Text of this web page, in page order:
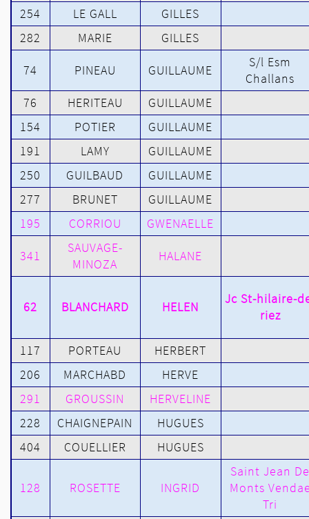
254
LE GALL
GILLES
282
MARIE GILLES
74 PINEAU GUILLAUME
S/l Esm
Challans
76
HERITEAU
GUILLAUME
154
POTIER
GUILLAUME
191
LAMY
GUILLAUME
250
GUILBAUD
GUILLAUME
277
BRUNET
GUILLAUME
195
CORRIOU GWENAELLE
341
SAUVAGE-
MINOZA
HALANE
62 BLANCHARD HELEN
Jc St-hilaire-
riez
117 PORTEAU
HERBERT
206
MARCHABD
HERVE
291
GROUSSIN
HERVELINE
228
CHAIGNEPAIN
HUGUES
404
COUELLIER HUGUES
128 ROSETTE INGRID
Saint Jean De
Monts
Tri